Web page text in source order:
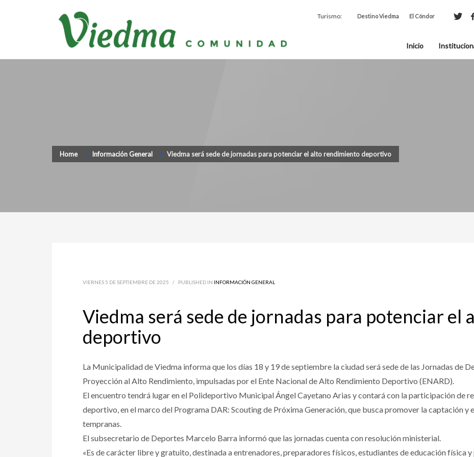
Turismo: Destino Viedma El Cóndor
Inicio
Home Información General Viedma será sede de jornadas para potenciar el alto rendimiento deportivo
VIERNES 5 DE SEPTIEMBRE DE 2025 / PUBLISHED IN INFORMACIÓN GENERAL
Viedma será sede de jornadas para potenciar el
deportivo
La Municipalidad de Viedma informa que los días 18 y 19 de septiembre la ciudad será sede de las Jornadas de
Proyección al Alto Rendimiento, impulsadas por el Ente Nacional de Alto Rendimiento Deportivo (ENARD).
El encuentro tendrá lugar en el Polideportivo Municipal Ángel Cayetano Arias y contará con la participación de
deportivo, en el marco del Programa DAR: Scouting de Próxima Generación, que busca promover la captación y
tempranas.
El subsecretario de Deportes Marcelo Barra informó que las jornadas cuenta con resolución ministerial.
«Es de carácter libre y gratuito, destinada a entrenadores, preparadores físicos, estudiantes de educación física